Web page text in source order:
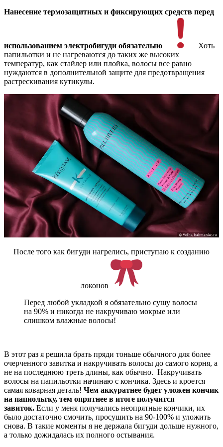
Нанесение термозащитных и фиксирующих средств перед
использованием электробигуди обязательно
Хоть
папильотки и не нагреваются до таких же высоких
температур, как стайлер или плойка, волосы все равно
нуждаются в дополнительной защите для предотвращения
растрескивания кутикулы.
После того как бигуди нагрелись, приступаю к созданию
локонов
Перед любой укладкой я обязательно сушу волосы
на 90% и никогда не накручиваю мокрые или
слишком влажные волосы!
В этот раз я решила брать пряди тоньше обычного для более
очерченного завитка и накручивать волосы до самого корня, а
не на последнюю треть длины, как обычно. Накручивать
волосы на папильотки начинаю с кончика. Здесь и кроется
самая коварная деталь! Чем аккуратнее будет уложен кончик
на папиольтку, тем опрятнее в итоге получится
завиток. Если у меня получались неопрятные кончики, их
было достаточно смочить, просушить на 90-100% и уложить
снова. В такие моменты я не держала бигуди дольше нужного,
а только дожидалась их полного остывания.